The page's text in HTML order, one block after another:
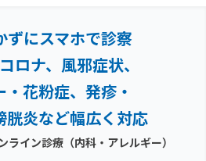
ずにスマホで診察
ロナ、風邪症状、
花粉症、 発疹・
胱炎など幅広く対応
ライン診療（内科・アレルギー）